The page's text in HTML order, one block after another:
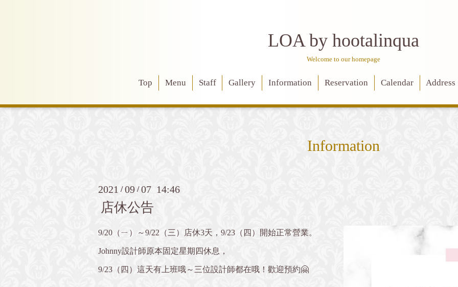
LOA by hootalinqua
Welcome to our homepage
Top Menu Staff Gallery Information Reservation Calendar Address
Information
2021 /09 /07 14:46
店休公告
9/20（ㄧ）～9/22（三）店休3天，9/23（四）開始正常營業。
Johnny設計師原本固定星期四休息，
9/23（四）這天有上班哦～三位設計師都在哦！歡迎預約🤗